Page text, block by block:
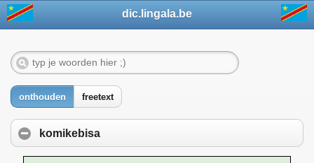
dic.lingala.be
onthouden freetext
komikebisa